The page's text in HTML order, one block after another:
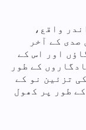
واقع،
فوک میوزیم دراصل 19ویں صدی کے آخر
اور اس کے
بھٹے کو 1981 میں یادگاروں کے طور
تزئین نو کے
میوزیم کے طور پر کھول